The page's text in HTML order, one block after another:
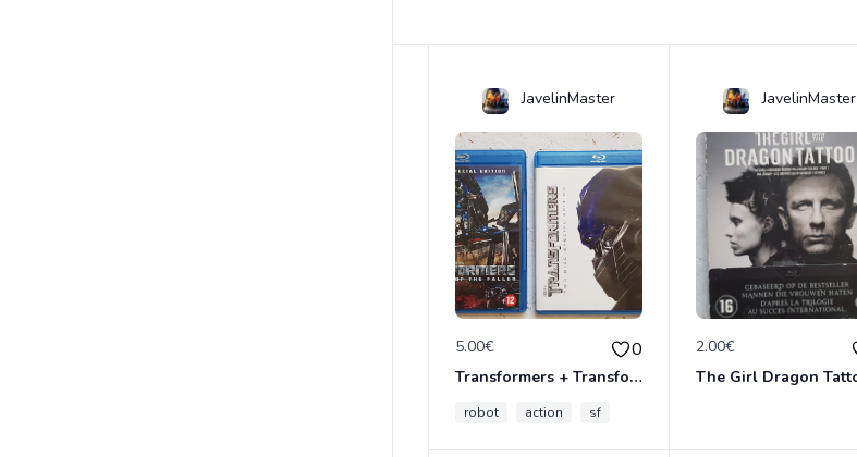
JavelinMaster
5.00€ 0
Transformers + Transformers 2 : La Revanche
robot action sf
JavelinMaster
2.00€